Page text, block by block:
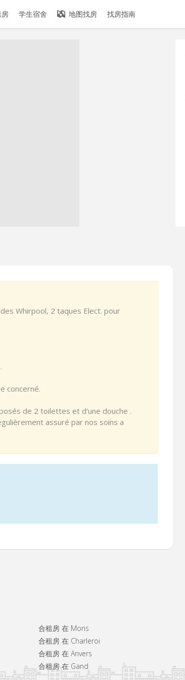
学生宿舍 地图找房 找房指南
Whirpool, 2 taques Elect. pour
concerné.
de 2 toilettes et d'une douche .
assuré par nos soins a
合租房 在 Mons
合租房 在 Charleroi
合租房 在 Anvers
合租房 在 Gand